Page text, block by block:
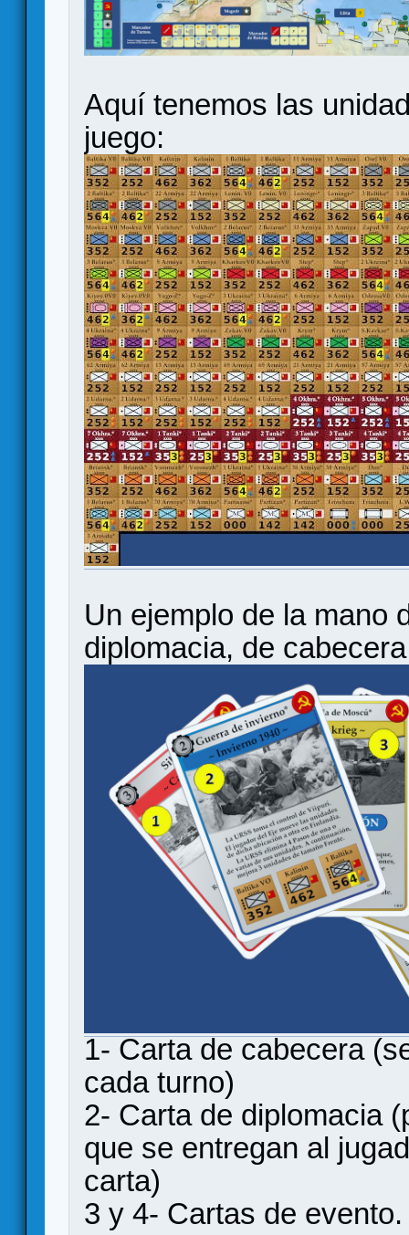
Aquí tenemos las
juego:
Un ejemplo de la mano
diplomacia, de
1- Carta de cabecera
cada turno)
2- Carta de diplomacia
que se entregan al
carta)
3 y 4- Cartas de evento.